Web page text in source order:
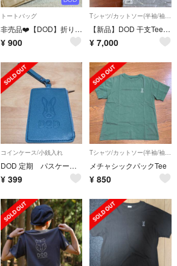
トートバッグ
非売品❤️【DOD】折りたたみ キャンプ カフェトート 2色 セット
¥ 900
Tシャツ/カットソー(半袖/袖なし)
【新品】DOD 干支Tee 亥&子セット
¥ 7,000
コインケース/小銭入れ
DOD 定期 パスケース 小銭入れ
¥ 399
Tシャツ/カットソー(半袖/袖なし)
メチャシックパックTee
¥ 850